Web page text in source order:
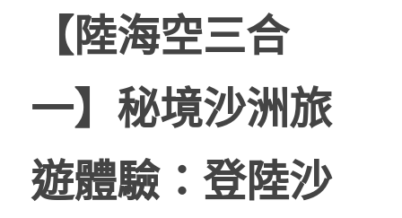
【陸海空三合
一】秘境沙洲旅
遊體驗：登陸沙